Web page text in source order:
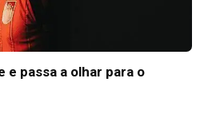
e passa a olhar para o